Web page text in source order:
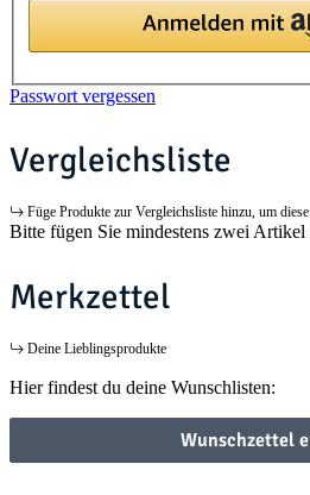
Passwort vergessen
Vergleichsliste
Füge Produkte zur Vergleichsliste hinzu, um
Bitte fügen Sie mindestens zwei
Merkzettel
Deine Lieblingsprodukte
Hier findest du deine Wunschlisten:
Wunschzettel